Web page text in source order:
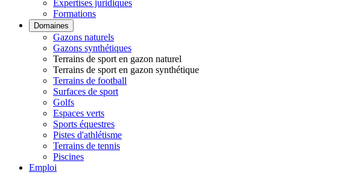
Expertises juridiques
Formations
Domaines
Gazons naturels
Gazons synthétiques
Terrains de sport en gazon naturel
Terrains de sport en gazon synthétique
Terrains de football
Surfaces de sport
Golfs
Espaces verts
Sports équestres
Pistes d'athlétisme
Terrains de tennis
Piscines
Emploi